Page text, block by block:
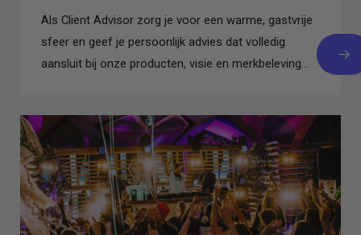
Als Client Advisor zorg je voor een warme, gastvrije
sfeer en geef je persoonlijk advies dat volledig
aansluit bij onze producten, visie en merkbeleving...